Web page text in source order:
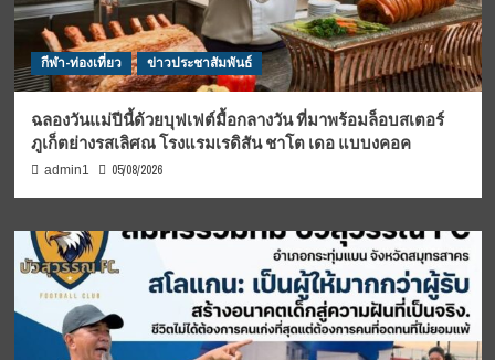
กีฬา-ท่องเที่ยว ข่าวประชาสัมพันธ์
ฉลองวันแม่ปีนี้ด้วยบุฟเฟต์มื้อกลางวัน ที่มาพร้อมล็อบสเตอร์
ภูเก็ตย่างรสเลิศณ โรงแรมเรดิสัน ชาโต เดอ แบบงคอค
admin1 05/08/2026